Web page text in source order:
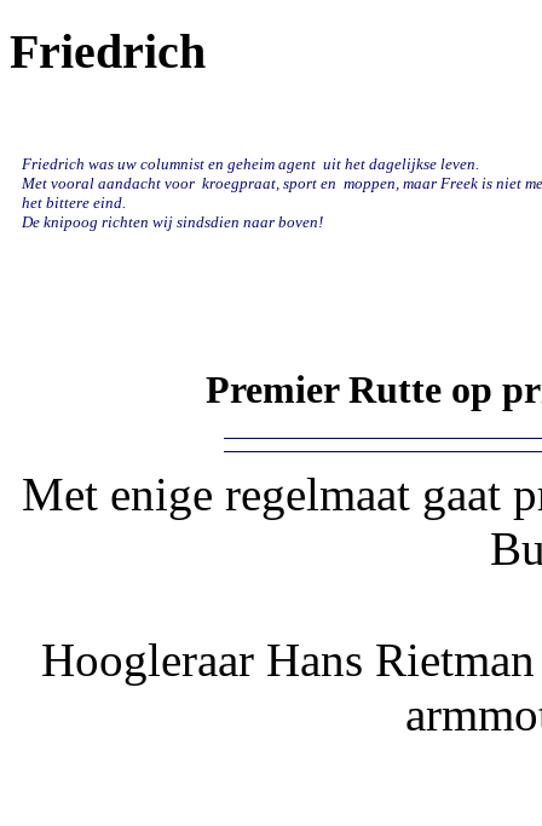
Friedrich
Friedrich was uw columnist en geheim agent uit het dagelijkse leven.
Met vooral aandacht voor kroegpraat, sport en moppen, maar Freek is niet
het bittere eind.
De knipoog richten wij sindsdien naar boven!
Premier Rutte op
Met enige regelmaat gaat
Hoogleraar Hans